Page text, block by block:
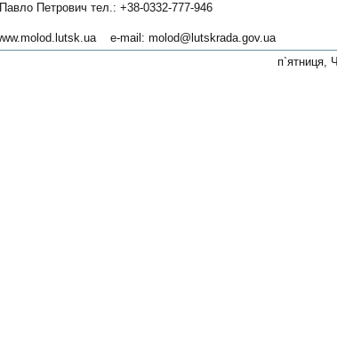
Петрович тел.: +38-0332-777-946
e-mail: molod@lutskrada.gov.ua
п`ятниця,